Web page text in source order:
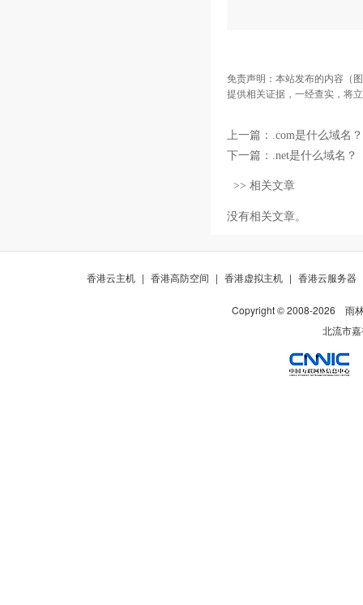
免责声明：本站发布的内容（
提供相关证据，一经查实，将
上一篇： .com是什么域名？
下一篇： .net是什么域名？
>> 相关文章
没有相关文章。
香港云主机 | 香港高防空间 | 香港虚拟主机 | 香港云服务器
Copyright © 2008-2026
雨
北流市